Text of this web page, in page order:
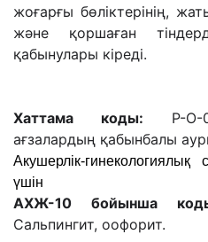
жоғарғы бөліктерінің,
жəне қоршаған
қабынулары кіреді.
Хаттама коды: P-O-
ағзалардың қабынбалы
Акушерлік-гинекологиялық
үшін
АХЖ-10 бойынша
Сальпингит, оофорит.